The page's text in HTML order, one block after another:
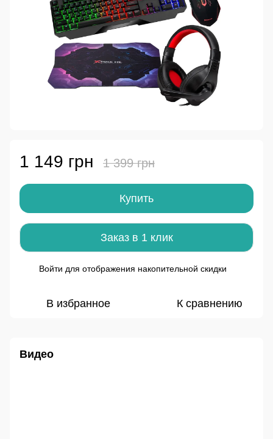
1 149 грн 1 399 грн
Купить
Заказ в 1 клик
Войти для отображения накопительной скидки
В избранное К сравнению
Видео